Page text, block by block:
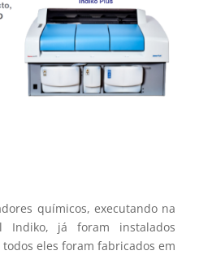
químicos, executando na
Indiko, já foram instalados
eles foram fabricados em